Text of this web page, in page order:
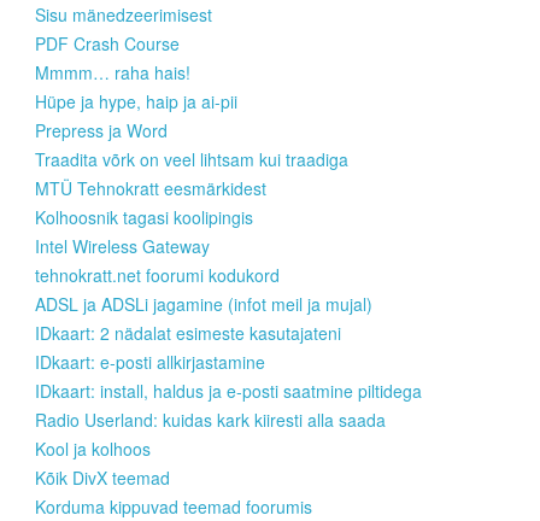
Sisu mänedzeerimisest
PDF Crash Course
Mmmm… raha hais!
Hüpe ja hype, haip ja ai-pii
Prepress ja Word
Traadita võrk on veel lihtsam kui traadiga
MTÜ Tehnokratt eesmärkidest
Kolhoosnik tagasi koolipingis
Intel Wireless Gateway
tehnokratt.net foorumi kodukord
ADSL ja ADSLi jagamine (infot meil ja mujal)
IDkaart: 2 nädalat esimeste kasutajateni
IDkaart: e-posti allkirjastamine
IDkaart: install, haldus ja e-posti saatmine piltidega
Radio Userland: kuidas kark kiiresti alla saada
Kool ja kolhoos
Kõik DivX teemad
Korduma kippuvad teemad foorumis